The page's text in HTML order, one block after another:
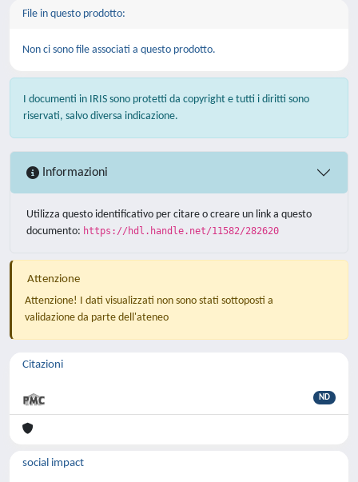
File in questo prodotto:
Non ci sono file associati a questo prodotto.
I documenti in IRIS sono protetti da copyright e tutti i diritti sono
riservati, salvo diversa indicazione.
Informazioni
Utilizza questo identificativo per citare o creare un link a questo
documento: https://hdl.handle.net/11582/282620
Attenzione
Attenzione! I dati visualizzati non sono stati sottoposti a
validazione da parte dell'ateneo
Citazioni
ND
social impact